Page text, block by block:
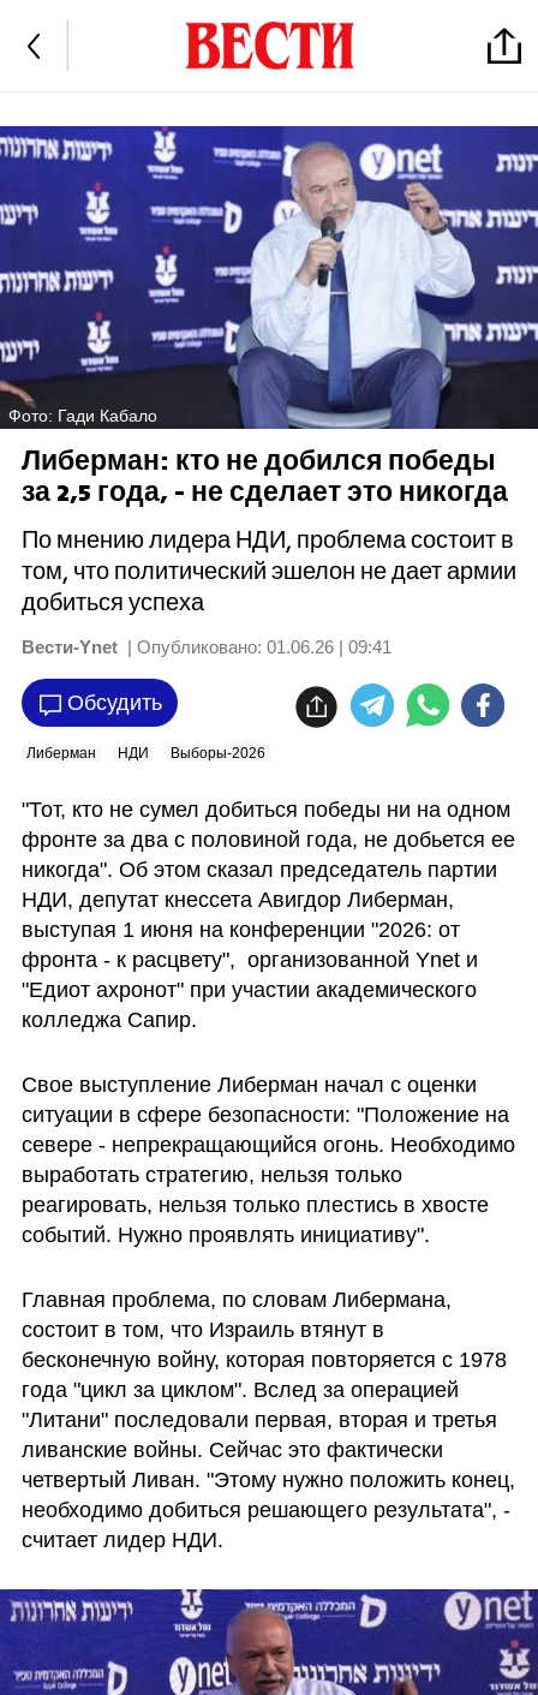
Фото: Гади Кабало
Либерман: кто не добился победы
за 2,5 года, - не сделает это никогда
По мнению лидера НДИ, проблема состоит в
том, что политический эшелон не дает армии
добиться успеха
Вести-Ynet | Опубликовано: 01.06.26 | 09:41
Обсудить
Либерман НДИ Выборы-2026
"Тот, кто не сумел добиться победы ни на одном
фронте за два с половиной года, не добьется ее
никогда". Об этом сказал председатель партии
НДИ, депутат кнессета Авигдор Либерман,
выступая 1 июня на конференции "2026: от
фронта - к расцвету",  организованной Ynet и
"Едиот ахронот" при участии академического
колледжа Сапир.
Свое выступление Либерман начал с оценки
ситуации в сфере безопасности: "Положение на
севере - непрекращающийся огонь. Необходимо
выработать стратегию, нельзя только
реагировать, нельзя только плестись в хвосте
событий. Нужно проявлять инициативу".
Главная проблема, по словам Либермана,
состоит в том, что Израиль втянут в
бесконечную войну, которая повторяется с 1978
года "цикл за циклом". Вслед за операцией
"Литани" последовали первая, вторая и третья
ливанские войны. Сейчас это фактически
четвертый Ливан. "Этому нужно положить конец,
необходимо добиться решающего результата", -
считает лидер НДИ.